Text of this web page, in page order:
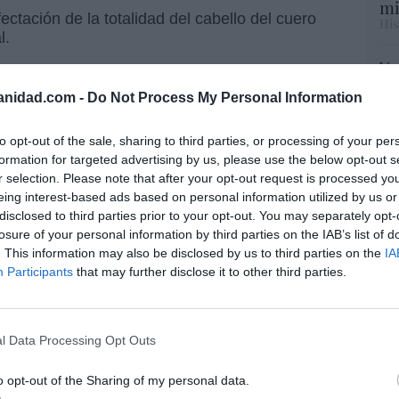
- Do Not Process My Personal Information
opt-out of the sale, sharing to third parties, or processing of your
for targeted advertising by us, please use the below opt-out
selection. Please note that after your opt-out request is processed
interest-based ads based on personal information utilized by us
to third parties prior to your opt-out. You may separately
of your personal information by third parties on the IAB’s list of
This information may also be disclosed by us to third parties on the
Participants that may further disclose it to other third parties.
Data Processing Opt Outs
opt-out of the Sharing of my personal data.
de la totalidad del cabello del cuero
que pueden darse estados evolutivos en
el 5% de los pacientes que
areata total o universal.
asintomática, aunque en un porcentaje no
referir prurito, sensación de escozor, o
de las placas de alopecia”, agrega.
que el curso clínico es variable, y se puede
en el 40% de los casos, o bien una
o totales/universales (7%). “A lo largo de la
varios episodios de la enfermedad.
más probable en niños”, advierte esta
Valle del Henares.
factores de peor pronóstico las formas
areata total/universal), ofiasis, de mayor